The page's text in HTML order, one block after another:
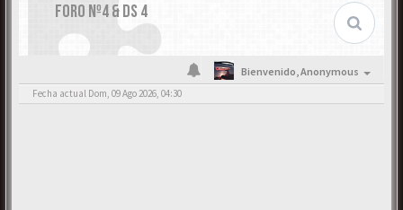
FORO Nº4 & DS 4
Bienvenido,Anonymous
Fecha actual Dom, 09 Ago 2026, 04:30